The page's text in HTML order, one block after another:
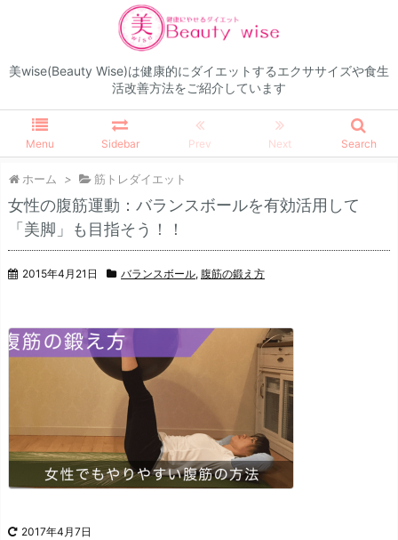
美wise(Beauty Wise)は健康的にダイエットするエクササイズや食生
活改善方法をご紹介しています
Menu Sidebar Prev Next Search
ホーム > 筋トレダイエット
女性の腹筋運動：バランスボールを有効活用して
「美脚」も目指そう！！
2015年4月21日 バランスボール, 腹筋の鍛え方
2017年4月7日